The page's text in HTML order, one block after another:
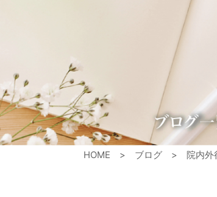
HOME ブログ 院内外